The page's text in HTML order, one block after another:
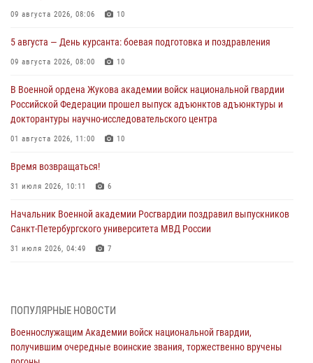
09 августа 2026, 08:06 10
5 августа — День курсанта: боевая подготовка и поздравления
09 августа 2026, 08:00 10
В Военной ордена Жукова академии войск национальной гвардии
Российской Федерации прошел выпуск адъюнктов адъюнктуры и
докторантуры научно-исследовательского центра
01 августа 2026, 11:00 10
Время возвращаться!
31 июля 2026, 10:11 6
Начальник Военной академии Росгвардии поздравил выпускников
Санкт-Петербургского университета МВД России
31 июля 2026, 04:49 7
Росгвардии - князя Владимира
Военнослужащим Академии войск национальной гвардии,
ПОПУЛЯРНЫЕ НОВОСТИ
Военнослужащим Академии войск национальной гвардии,
получившим очередные воинские звания, торжественно вручены